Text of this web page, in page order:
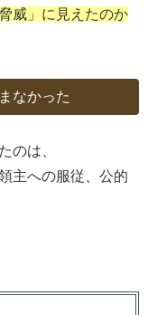
脅威」に見えたのか
なかった
のは、
主への服従、公的